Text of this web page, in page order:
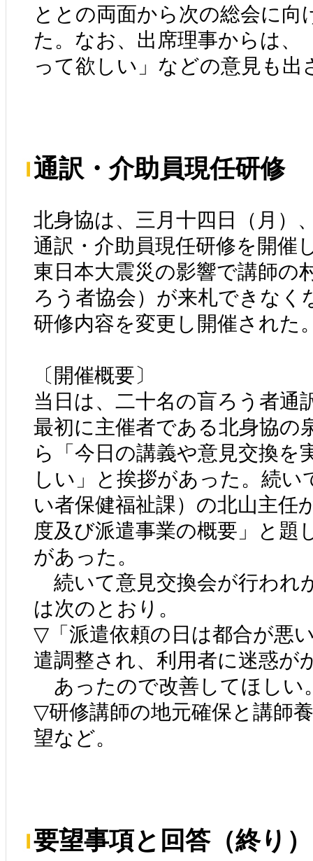
ととの両面から次の総会に
た。なお、出席理事からは、
って欲しい」などの意見も出
通訳・介助員現任研修
北身協は、三月十四日（月）
通訳・介助員現任研修を開催
東日本大震災の影響で講師の
ろう者協会）が来札できなく
研修内容を変更し開催された
〔開催概要〕
当日は、二十名の盲ろう者通
最初に主催者である北身協の
ら「今日の講義や意見交換を
しい」と挨拶があった。続い
い者保健福祉課）の北山主任
度及び派遣事業の概要」と題
があった。
続いて意見交換会が行われ
は次のとおり。
▽「派遣依頼の日は都合が悪
遣調整され、利用者に迷惑が
あったので改善してほしい
▽研修講師の地元確保と講師
望など。
要望事項と回答（終り）